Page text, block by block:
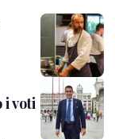
i voti